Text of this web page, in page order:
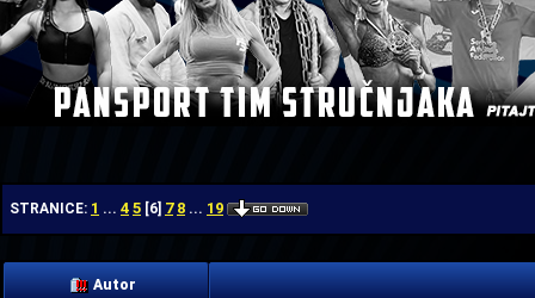
STRANICE: 1 ... 4 5 [6] 7 8 ... 19
Autor